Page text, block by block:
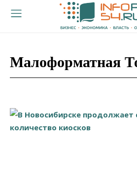
Малоформатная